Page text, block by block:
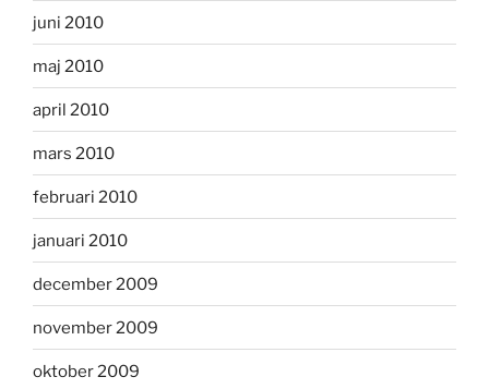
juni 2010
maj 2010
april 2010
mars 2010
februari 2010
januari 2010
december 2009
november 2009
oktober 2009